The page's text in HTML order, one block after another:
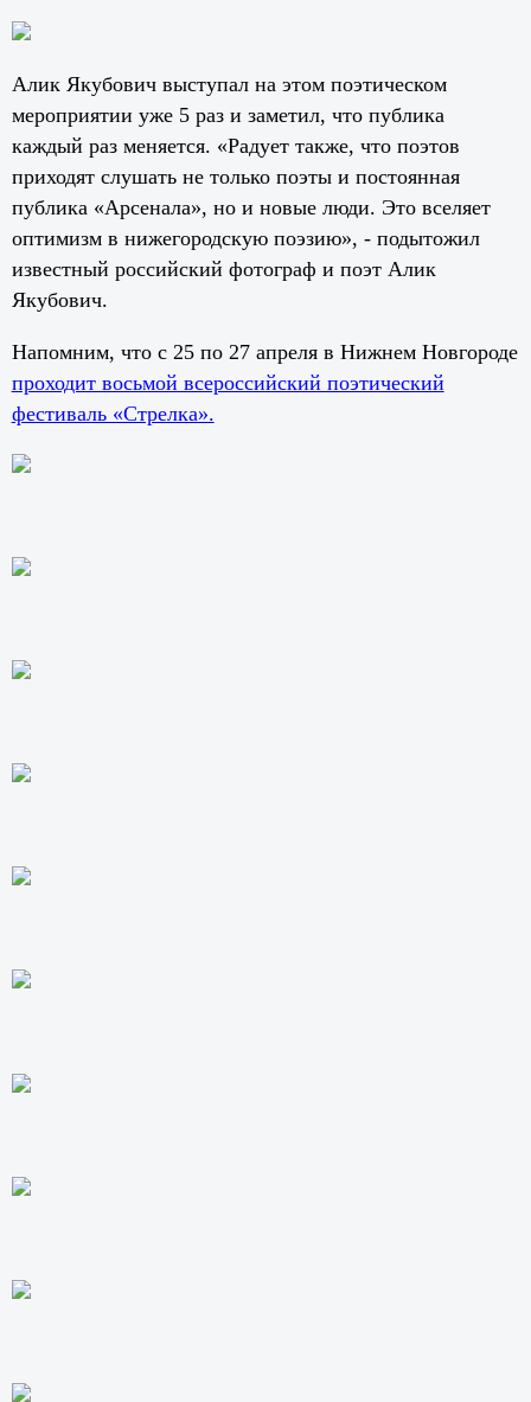
Алик Якубович выступал на этом поэтическом
мероприятии уже 5 раз и заметил, что публика
каждый раз меняется. «Радует также, что поэтов
приходят слушать не только поэты и постоянная
публика «Арсенала», но и новые люди. Это вселяет
оптимизм в нижегородскую поэзию», - подытожил
известный российский фотограф и поэт Алик
Якубович.
Напомним, что с 25 по 27 апреля в Нижнем Новгороде
проходит восьмой всероссийский поэтический
фестиваль «Стрелка».